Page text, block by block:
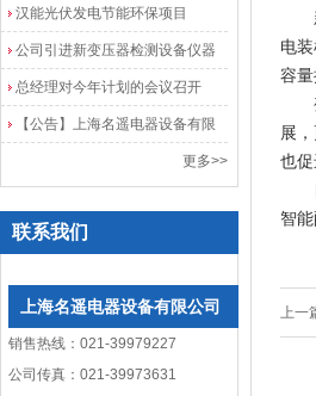
院
汉能光伏发电节能环保项目
公司引进新变压器检测设备仪器
总经理对今年计划的会议召开
【公告】上海名遥电器设备有限
更多>>
联系我们
上海名遥电器设备有限公司
销售热线：021-39979227
公司传真：021-39973631
新
电
容
变
展
也
目
智
上一